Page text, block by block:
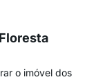
o imóvel dos